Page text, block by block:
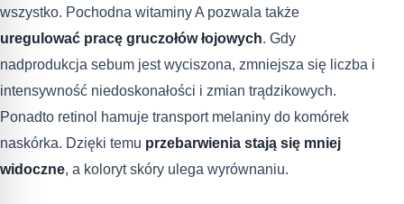
wszystko. Pochodna witaminy A pozwala także
uregulować pracę gruczołów łojowych. Gdy
nadprodukcja sebum jest wyciszona, zmniejsza się liczba i
intensywność niedoskonałości i zmian trądzikowych.
Ponadto retinol hamuje transport melaniny do komórek
naskórka. Dzięki temu przebarwienia stają się mniej
widoczne, a koloryt skóry ulega wyrównaniu.